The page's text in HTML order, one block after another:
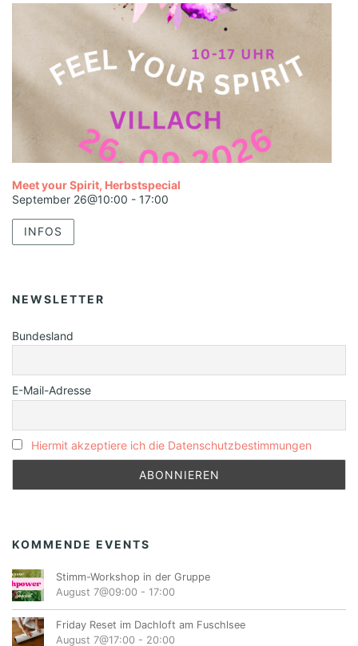
Meet your Spirit, Herbstspecial
September 26@10:00 - 17:00
INFOS
NEWSLETTER
Bundesland
E-Mail-Adresse
Hiermit akzeptiere ich die Datenschutzbestimmungen
KOMMENDE EVENTS
Stimm-Workshop in der Gruppe
August 7@09:00 - 17:00
Friday Reset im Dachloft am Fuschlsee
August 7@17:00 - 20:00